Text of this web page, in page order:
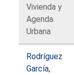
Vivienda y
Agenda
Urbana
Rodríguez
García,